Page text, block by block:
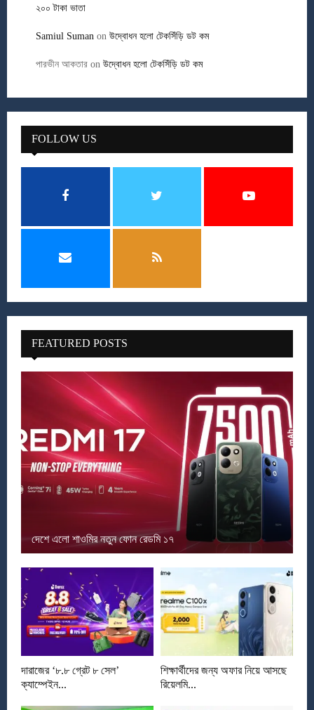
২০০ টাকা ভাতা
Samiul Suman on উদ্বোধন হলো টেকসিঁড়ি ডট কম
পারভীন আকতার on উদ্বোধন হলো টেকসিঁড়ি ডট কম
FOLLOW US
FEATURED POSTS
দেশে এলো শাওমির নতুন ফোন রেডমি ১৭
দারাজের ‘৮.৮ গ্রেট ৮ সেল’
ক্যাম্পেইন...
শিক্ষার্থীদের জন্য অফার নিয়ে আসছে
রিয়েলমি...